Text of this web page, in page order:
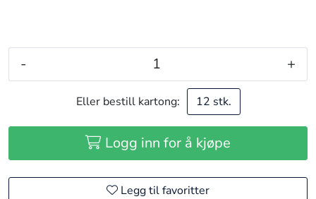
- +
Eller bestill kartong: 12 stk.
Logg inn for å kjøpe
Legg til favoritter